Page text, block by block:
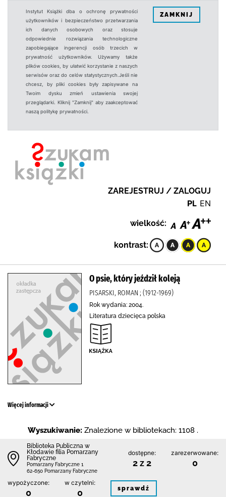
Instytut Książki dba o ochronę prywatności
użytkowników i bezpieczeństwo przetwarzania
ich danych osobowych oraz stosuje
odpowiednie rozwiązania technologiczne
zapobiegające ingerencji osób trzecich w
prywatność użytkowników. Używamy także
plików cookies, by ułatwić korzystanie z naszych
serwisów oraz do celów statystycznych.Jeśli nie
chcesz, by pliki cookies były zapisywane na
Twoim dysku zmień ustawienia swojej
przeglądarki. Kliknij "Zamknij" aby zaakceptować
naszą politykę prywatności.
ZAMKNIJ
ZAREJESTRUJ / ZALOGUJ
PL EN
wielkość:
kontrast:
O psie, który jeździł koleją
PISARSKI, ROMAN ; (1912-1969)
Rok wydania: 2004.
Literatura dziecięca polska
Więcej informacji
Wyszukiwanie: Znalezione w bibliotekach: 1108 .
Biblioteka Publiczna w
Kłodawie filia Pomarzany
Fabryczne
Pomarzany Fabryczne 1
62-650 Pomarzany Fabryczne
dostępne:
2 z 2
zarezerwowane:
0
wypożyczone:
0
w czytelni:
0 sprawdź